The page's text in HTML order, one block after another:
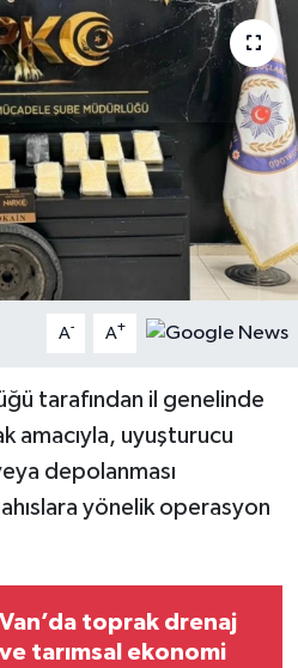
A- A+
tarafından il genelinde
amacıyla, uyuşturucu
depolanması
yönelik operasyon
Van’da toprak drenaj
ve tarımsal ekonomi